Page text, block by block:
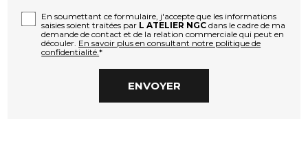
En soumettant ce formulaire, j'accepte que les informations
saisies soient traitées par L ATELIER NGC dans le cadre de ma
demande de contact et de la relation commerciale qui peut en
découler. En savoir plus en consultant notre politique de
confidentialité.*